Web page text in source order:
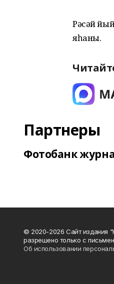
Рәсәй
яһаны.
Партнеры
Фотобанк
© 2020-2026 Сайт издания
разрешено только с
Об использовании